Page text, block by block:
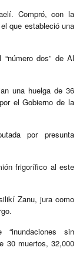
Compró, con la
que estableció una
dos” de Al
una huelga de 36
el Gobierno de la
por presunta
frigorífico al este
Zanu, jura como
sin
30 muertos, 32,000